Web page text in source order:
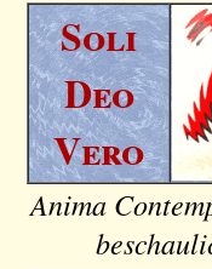
Soli
Deo
Vero
Anima